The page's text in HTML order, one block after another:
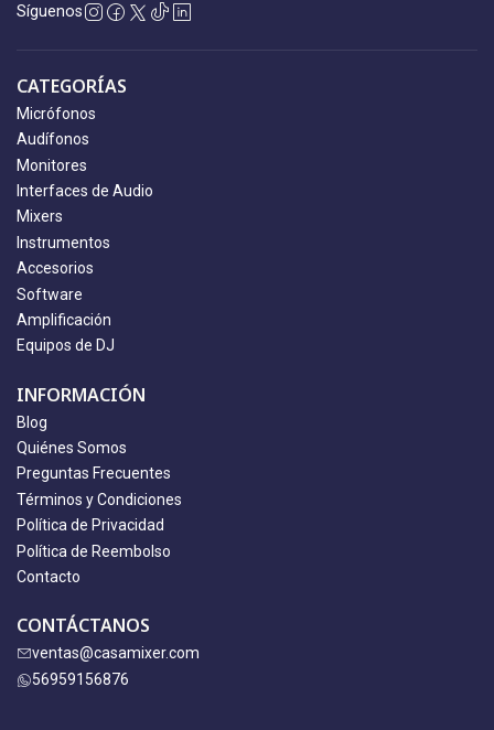
Síguenos
CATEGORÍAS
Micrófonos
Audífonos
Monitores
Interfaces de Audio
Mixers
Instrumentos
Accesorios
Software
Amplificación
Equipos de DJ
INFORMACIÓN
Blog
Quiénes Somos
Preguntas Frecuentes
Términos y Condiciones
Política de Privacidad
Política de Reembolso
Contacto
CONTÁCTANOS
ventas@casamixer.com
56959156876